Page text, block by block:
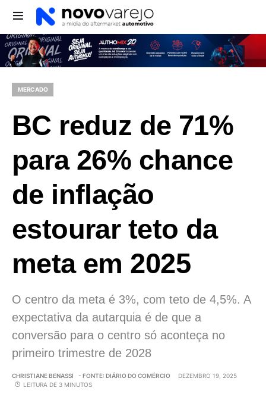
MERCADO
BC reduz de 71%
para 26% chance
de inflação
estourar teto da
meta em 2025
O centro da meta é 3%, com teto de 4,5%. A
expectativa da autarquia é de que a
conversão para o centro só aconteça no
primeiro trimestre de 2028
CHRISTIANE BENASSI - FONTE: DIÁRIO DO COMÉRCIO
DEZEMBRO 19, 2025
LEITURA DE 3 MINUTOS